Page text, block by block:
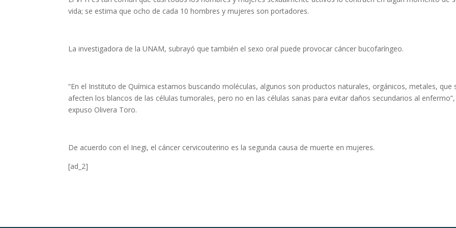
vida; se estima que ocho de cada 10 hombres y mujeres son portadores.
La investigadora de la UNAM, subrayó que también el sexo oral puede provocar cáncer bucofaríngeo.
“En el Instituto de Química estamos buscando moléculas, algunos son productos naturales, orgánicos, metales, que
afecten los blancos de las células tumorales, pero no en las células sanas para evitar daños secundarios al enfermo”,
expuso Olivera Toro.
De acuerdo con el Inegi, el cáncer cervicouterino es la segunda causa de muerte en mujeres.
[ad_2]